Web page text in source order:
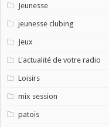
Jeunesse
jeunesse clubing
Jeux
L'actualité de votre radio
Loisirs
mix session
patois